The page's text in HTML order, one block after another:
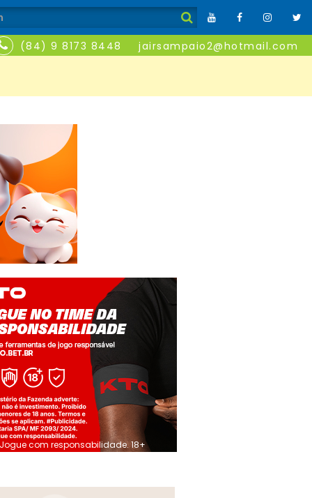
(84) 9 8173 8448 jairsampaio2@hotmail.com
Jogue com responsabilidade. 18+